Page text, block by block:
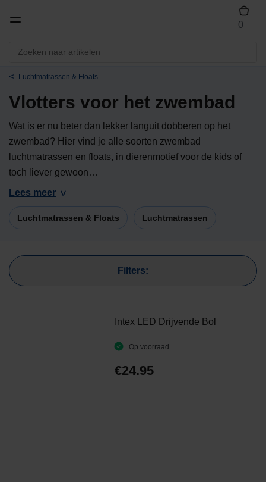
0
Luchtmatrassen & Floats
Vlotters voor het zwembad
Wat is er nu beter dan lekker languit dobberen op het
zwembad? Hier vind je alle soorten zwembad
luchtmatrassen en floats, in dierenmotief voor de kids of
toch liever gewoon…
Lees meer
Luchtmatrassen & Floats Luchtmatrassen
Filters:
Op voorraad
Intex LED Drijvende Bol
€24.95